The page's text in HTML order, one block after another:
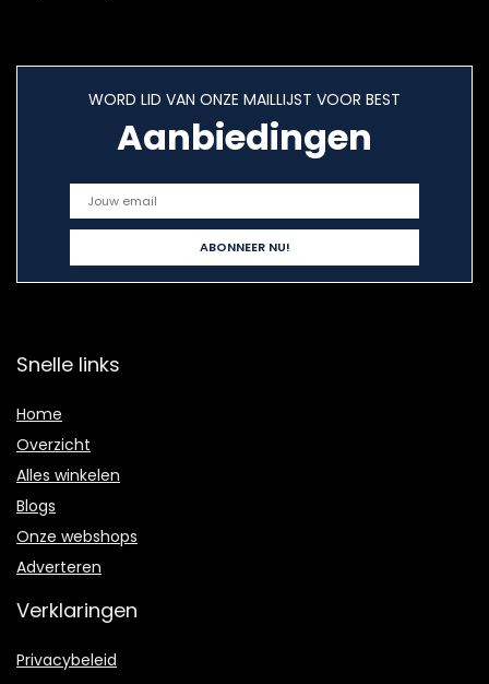
WORD LID VAN ONZE MAILLIJST VOOR BEST
Aanbiedingen
Snelle links
Home
Overzicht
Alles winkelen
Blogs
Onze webshops
Adverteren
Verklaringen
Privacybeleid